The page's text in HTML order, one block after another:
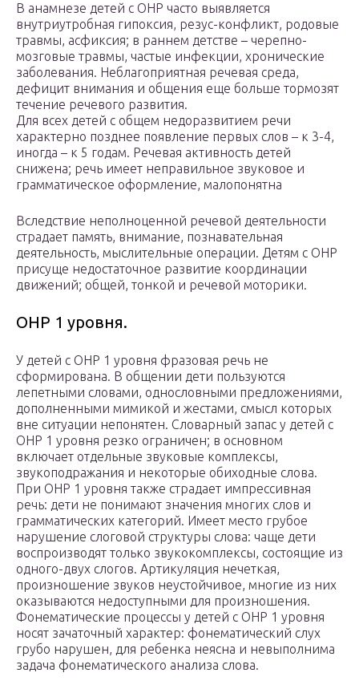
В анамнезе детей с ОНР часто выявляется
внутриутробная гипоксия, резус-конфликт, родовые
травмы, асфиксия; в раннем детстве – черепно-
мозговые травмы, частые инфекции, хронические
заболевания. Неблагоприятная речевая среда,
дефицит внимания и общения еще больше тормозят
течение речевого развития.
Для всех детей с общем недоразвитием речи
характерно позднее появление первых слов – к 3-4,
иногда – к 5 годам. Речевая активность детей
снижена; речь имеет неправильное звуковое и
грамматическое оформление, малопонятна
Вследствие неполноценной речевой деятельности
страдает память, внимание, познавательная
деятельность, мыслительные операции. Детям с ОНР
присуще недостаточное развитие координации
движений; общей, тонкой и речевой моторики.
ОНР 1 уровня.
У детей с ОНР 1 уровня фразовая речь не
сформирована. В общении дети пользуются
лепетными словами, однословными предложениями,
дополненными мимикой и жестами, смысл которых
вне ситуации непонятен. Словарный запас у детей с
ОНР 1 уровня резко ограничен; в основном
включает отдельные звуковые комплексы,
звукоподражания и некоторые обиходные слова.
При ОНР 1 уровня также страдает импрессивная
речь: дети не понимают значения многих слов и
грамматических категорий. Имеет место грубое
нарушение слоговой структуры слова: чаще дети
воспроизводят только звукокомплексы, состоящие из
одного-двух слогов. Артикуляция нечеткая,
произношение звуков неустойчивое, многие из них
оказываются недоступными для произношения.
Фонематические процессы у детей с ОНР 1 уровня
носят зачаточный характер: фонематический слух
грубо нарушен, для ребенка неясна и невыполнима
задача фонематического анализа слова.